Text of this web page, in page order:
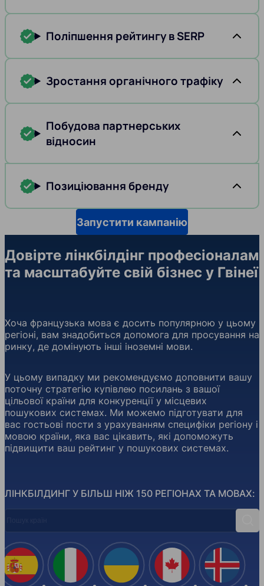
Поліпшення рейтингу в SERP
Зростання органічного трафіку
Побудова партнерських
відносин
Позиціювання бренду
Запустити кампанію
Довірте лінкбілдінг професіоналам
та масштабуйте свій бізнес у Гвінеї
ЛІНКБІЛДИНГ У БІЛЬШ НІЖ 150 РЕГІОНАХ ТА МОВАХ:
Хоча французька мова є досить популярною у цьому
регіоні, вам знадобиться допомога для просування на
ринку, де домінують інші іноземні мови.
У цьому випадку ми рекомендуємо доповнити вашу
поточну стратегію купівлею посилань з вашої
цільової країни для конкуренції у місцевих
пошукових системах. Ми можемо підготувати для
вас гостьові пости з урахуванням специфіки регіону і
мовою країни, яка вас цікавить, які допоможуть
підвищити ваш рейтинг у пошукових системах.
Іспанія Італія Україна Канада